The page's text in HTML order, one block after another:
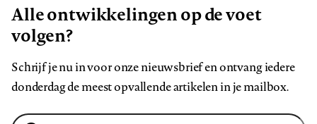
Alle ontwikkelingen op de voet
volgen?
Schrijf je nu in voor onze nieuwsbrief en ontvang iedere
donderdag de meest opvallende artikelen in je mailbox.